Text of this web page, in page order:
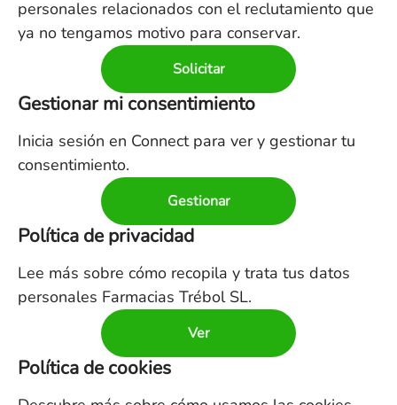
personales relacionados con el reclutamiento que
ya no tengamos motivo para conservar.
Solicitar
Gestionar mi consentimiento
Inicia sesión en Connect para ver y gestionar tu
consentimiento.
Gestionar
Política de privacidad
Lee más sobre cómo recopila y trata tus datos
personales Farmacias Trébol SL.
Ver
Política de cookies